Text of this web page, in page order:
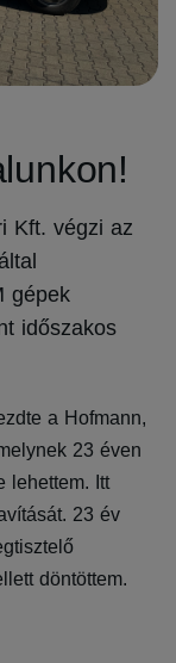
Kft. végzi az
gépek
időszakos
a Hofmann,
23 éven
lehettem. Itt
23 év
döntöttem.